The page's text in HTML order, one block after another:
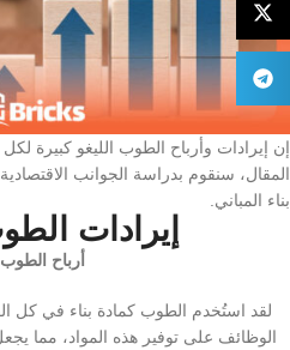
إن إيرادات وأرباح الطوب اللیغو كبيرة
المقال، سنقوم بدراسة الجوانب
بناء المباني.
إيرادات
أرباح الطوب
لقد استُخدم الطوب كمادة بناء في كل
الوظائف على توفير هذه المواد، مما